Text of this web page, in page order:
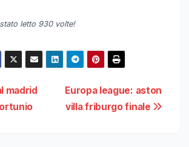
letto 930 volte!
Europa league: aston
villa friburgo finale
madrid